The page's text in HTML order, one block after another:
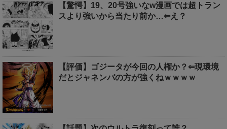
【驚愕】19、20号強いなw漫画では超トラン
スより強いから当たり前か…⇐え？
【評価】ゴジータが今回の人権か？⇐現環境
だとジャネンバの方が強くねｗｗｗｗ